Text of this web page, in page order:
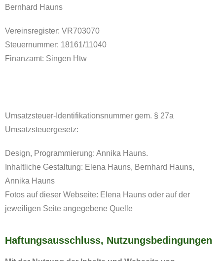
Bernhard Hauns
Vereinsregister: VR703070
Steuernummer: 18161/11040
Finanzamt: Singen Htw
Umsatzsteuer-Identifikationsnummer gem. § 27a
Umsatzsteuergesetz:
Design, Programmierung: Annika Hauns.
Inhaltliche Gestaltung: Elena Hauns, Bernhard Hauns,
Annika Hauns
Fotos auf dieser Webseite: Elena Hauns oder auf der
jeweiligen Seite angegebene Quelle
Haftungsausschluss, Nutzungsbedingungen